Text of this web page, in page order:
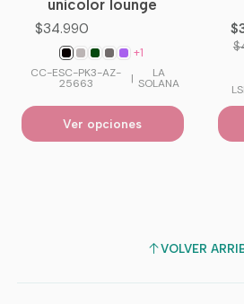
unicolor lounge
$34.990
+1
CC-ESC-PK3-AZ-
25663 | LA
SOLANA
Ver opciones
VOLVER